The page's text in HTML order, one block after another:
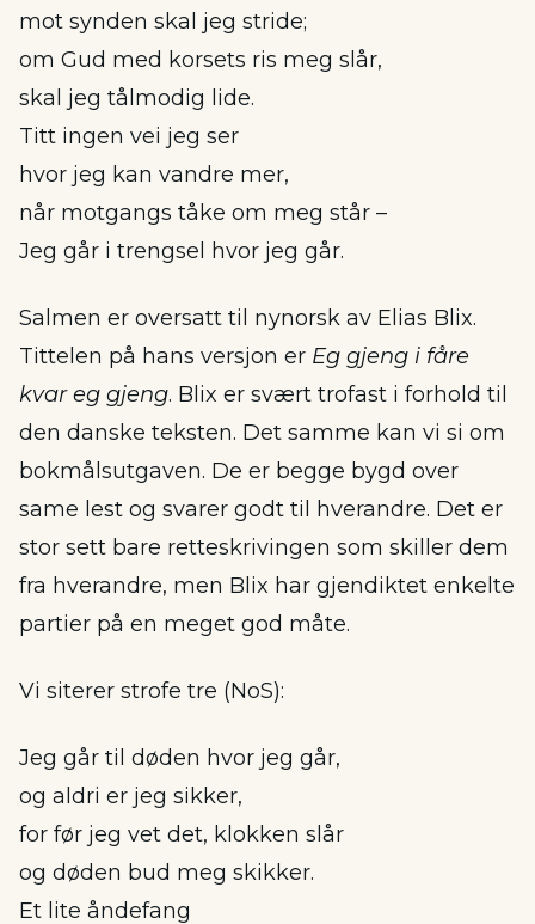
mot synden skal jeg stride;
om Gud med korsets ris meg slår,
skal jeg tålmodig lide.
Titt ingen vei jeg ser
hvor jeg kan vandre mer,
når motgangs tåke om meg står –
Jeg går i trengsel hvor jeg går.
Salmen er oversatt til nynorsk av Elias Blix.
Tittelen på hans versjon er Eg gjeng i fåre
kvar eg gjeng. Blix er svært trofast i forhold til
den danske teksten. Det samme kan vi si om
bokmålsutgaven. De er begge bygd over
same lest og svarer godt til hverandre. Det er
stor sett bare retteskrivingen som skiller dem
fra hverandre, men Blix har gjendiktet enkelte
partier på en meget god måte.
Vi siterer strofe tre (NoS):
Jeg går til døden hvor jeg går,
og aldri er jeg sikker,
for før jeg vet det, klokken slår
og døden bud meg skikker.
Et lite åndefang